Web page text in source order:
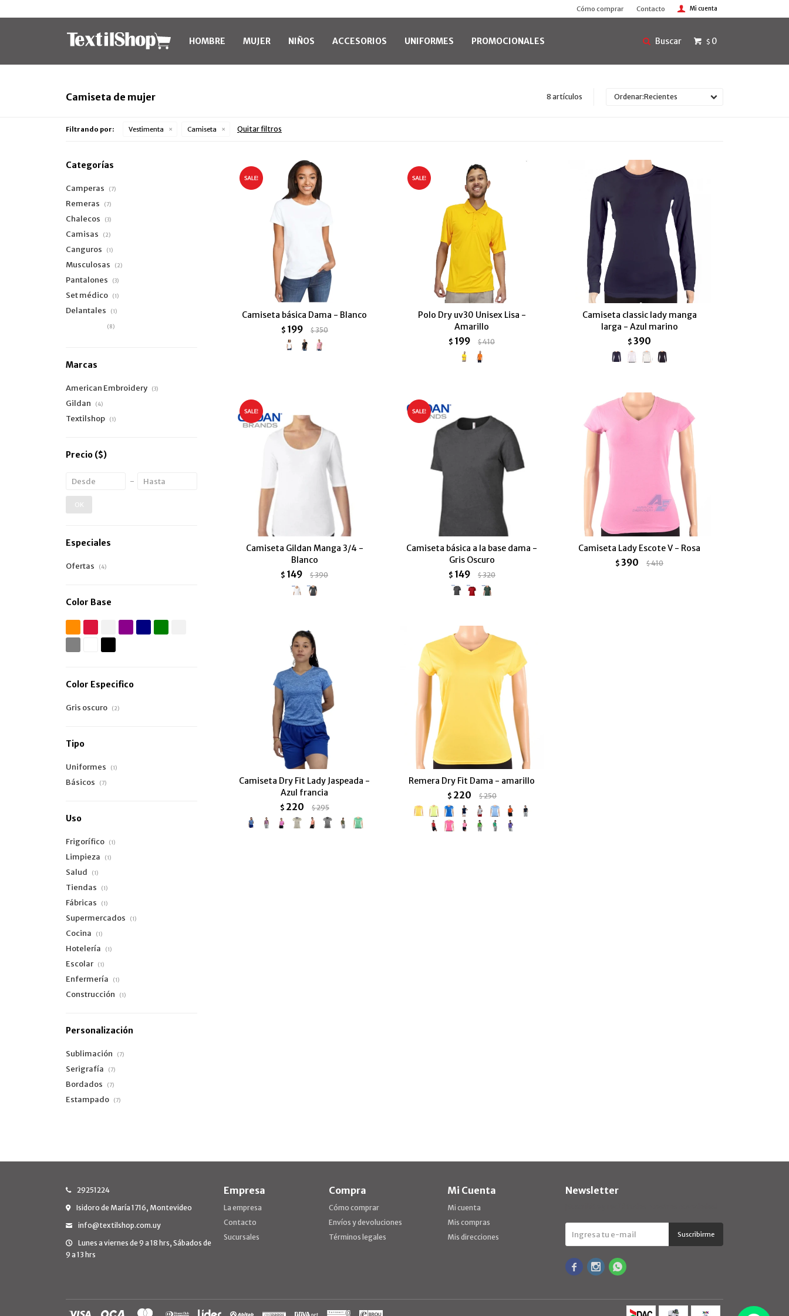
HOMBRE MUJER NIÑOS ACCESORIOS UNIFORMES PROMOCIONALES $ 0
Cómo comprar Contacto
Camiseta de mujer 8 artículos Recientes
Filtrando por: Vestimenta Camiseta Quitar filtros
Camiseta básica Dama - Blanco
$ 199 $350
Polo Dry uv30 Unisex Lisa -
Amarillo
$ 199 $410
Camiseta classic lady manga
larga - Azul marino
$ 390
Camiseta Gildan Manga 3/4 -
Blanco
$ 149 $390
Camiseta básica a la base dama -
Gris Oscuro
$ 149 $320
Camiseta Lady Escote V - Rosa
$ 390 $410
Camiseta Dry Fit Lady Jaspeada -
Azul francia
$ 220 $295
Remera Dry Fit Dama - amarillo
$ 220 $250
Categorías
Camperas (7)
Remeras (7)
Chalecos (3)
Camisas (2)
Canguros (1)
Musculosas (2)
Pantalones (3)
Set médico (1)
Delantales (1)
(8)
Marcas
American Embroidery (3)
Gildan (4)
Textilshop (1)
Precio ($)
OK
Especiales
Ofertas (4)
Color Base
Color Especifico
Gris oscuro (2)
Tipo
Uniformes (1)
Básicos (7)
Uso
Frigorífico (1)
Limpieza (1)
Salud (1)
Tiendas (1)
Fábricas (1)
Supermercados (1)
Cocina (1)
Hotelería (1)
Escolar (1)
Enfermería (1)
Construcción (1)
Personalización
Sublimación (7)
Serigrafía (7)
Bordados (7)
Estampado (7)
29251224
Isidoro de María 1716, Montevideo
info@textilshop.com.uy
Lunes a viernes de 9 a 18 hrs, Sábados de
9 a 13 hrs
Empresa
La empresa
Contacto
Sucursales
Compra
Cómo comprar
Envíos y devoluciones
Términos legales
Mi Cuenta
Mi cuenta
Mis compras
Mis direcciones
Newsletter
Suscribirme
  